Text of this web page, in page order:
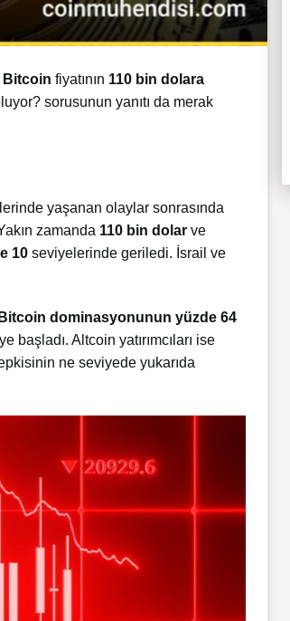
Bitcoin fiyatının 110 bin dolara
sorusunun yanıtı da merak
yaşanan olaylar sonrasında
zamanda 110 bin dolar ve
10 seviyelerinde geriledi. İsrail ve
Bitcoin dominasyonunun yüzde 64
Altcoin yatırımcıları ise
ne seviyede yukarıda